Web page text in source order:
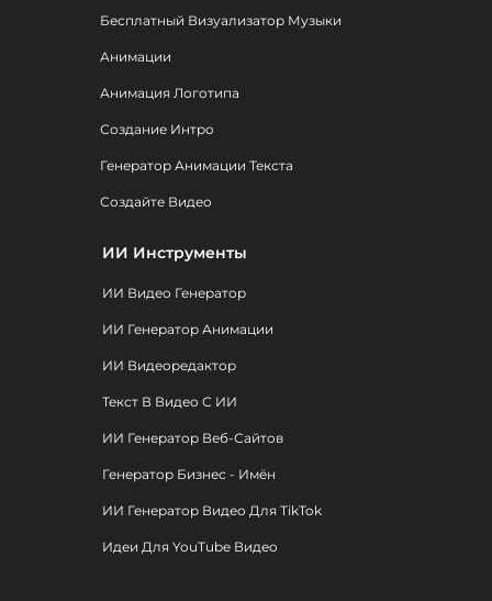
Бесплатный Визуализатор Музыки
Анимации
Анимация Логотипа
Создание Интро
Генератор Анимации Текста
Создайте Видео
ИИ Инструменты
ИИ Видео Генератор
ИИ Генератор Анимации
ИИ Видеоредактор
Текст В Видео С ИИ
ИИ Генератор Веб-Сайтов
Генератор Бизнес - Имён
ИИ Генератор Видео Для TikTok
Идеи Для YouTube Видео